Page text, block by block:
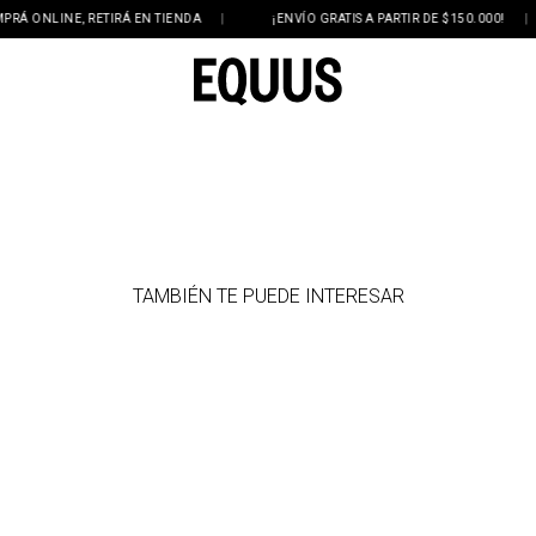
ONLINE, RETIRÁ EN TIENDA | ¡ENVÍO GRATIS A PARTIR DE $150.000! |
TAMBIÉN TE PUEDE INTERESAR